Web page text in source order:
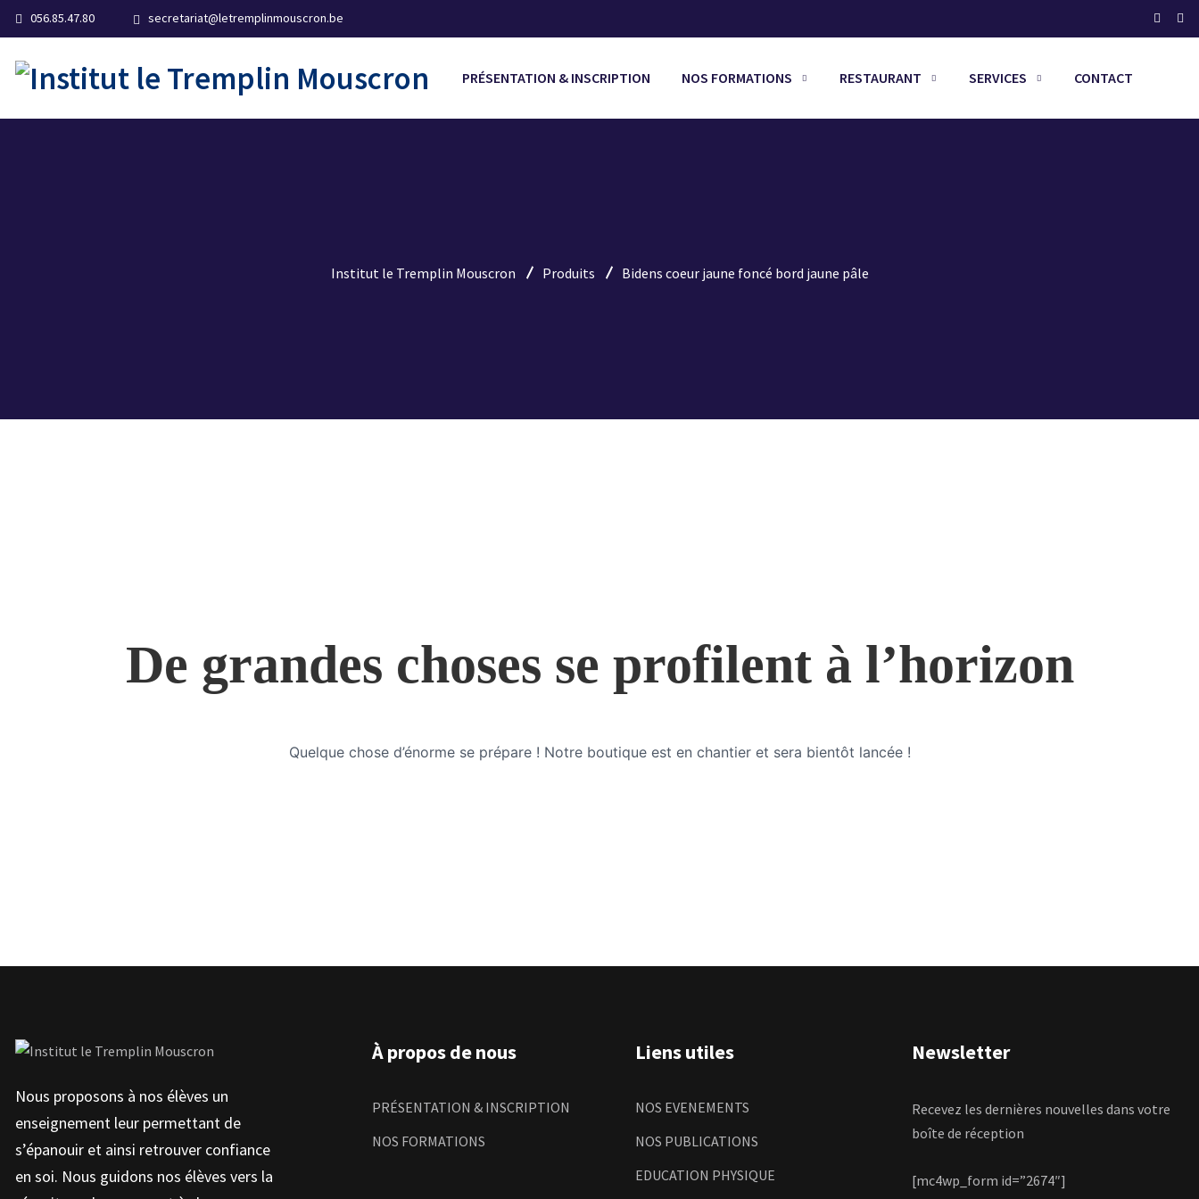
056.85.47.80 secretariat@letremplinmouscron.be
PRÉSENTATION & INSCRIPTION NOS FORMATIONS RESTAURANT SERVICES CONTACT
Institut le Tremplin Mouscron Produits Bidens coeur jaune foncé bord jaune pâle
De grandes choses se profilent à l’horizon
Quelque chose d’énorme se prépare ! Notre boutique est en chantier et sera bientôt lancée !
Nous proposons à nos élèves un
enseignement leur permettant de
s’épanouir et ainsi retrouver confiance
en soi. Nous guidons nos élèves vers la
À propos de nous
PRÉSENTATION & INSCRIPTION
NOS FORMATIONS
Liens utiles
NOS EVENEMENTS
NOS PUBLICATIONS
EDUCATION PHYSIQUE
Newsletter
Recevez les dernières nouvelles dans votre
boîte de réception
[mc4wp_form id=”2674″]